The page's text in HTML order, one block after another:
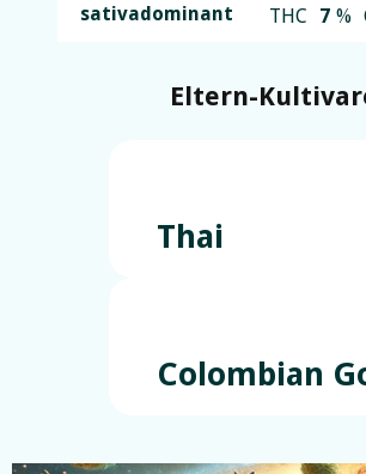
sativadominant THC 7 %
Eltern-
Thai
Colombian